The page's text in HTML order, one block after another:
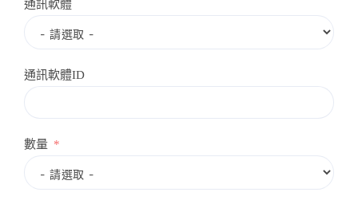
通訊軟體
通訊軟體ID
數量